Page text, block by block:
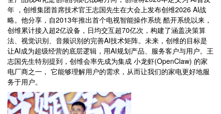
年 ，创维集团首席技术官王志国先生在大会上发布创维2026 AI战
略。他分享，自2013年推出首个电视智能操作系统 酷开系统以来，
创维累计接入超2亿设备，日均交互超70亿次，构建了涵盖决策算
法、视觉识别、音频识别的完善AI技术矩阵。未来，创维的目标是
让AI成为超级经营的底层逻辑，用AI规划产品、服务客户与用户。王
志国先生特别提到，创维会率先成为集成 小龙虾(OpenClaw) 的家
电厂商之一， 它能够理解用户的需求，从而让我们的家电更好地服
务于用户。